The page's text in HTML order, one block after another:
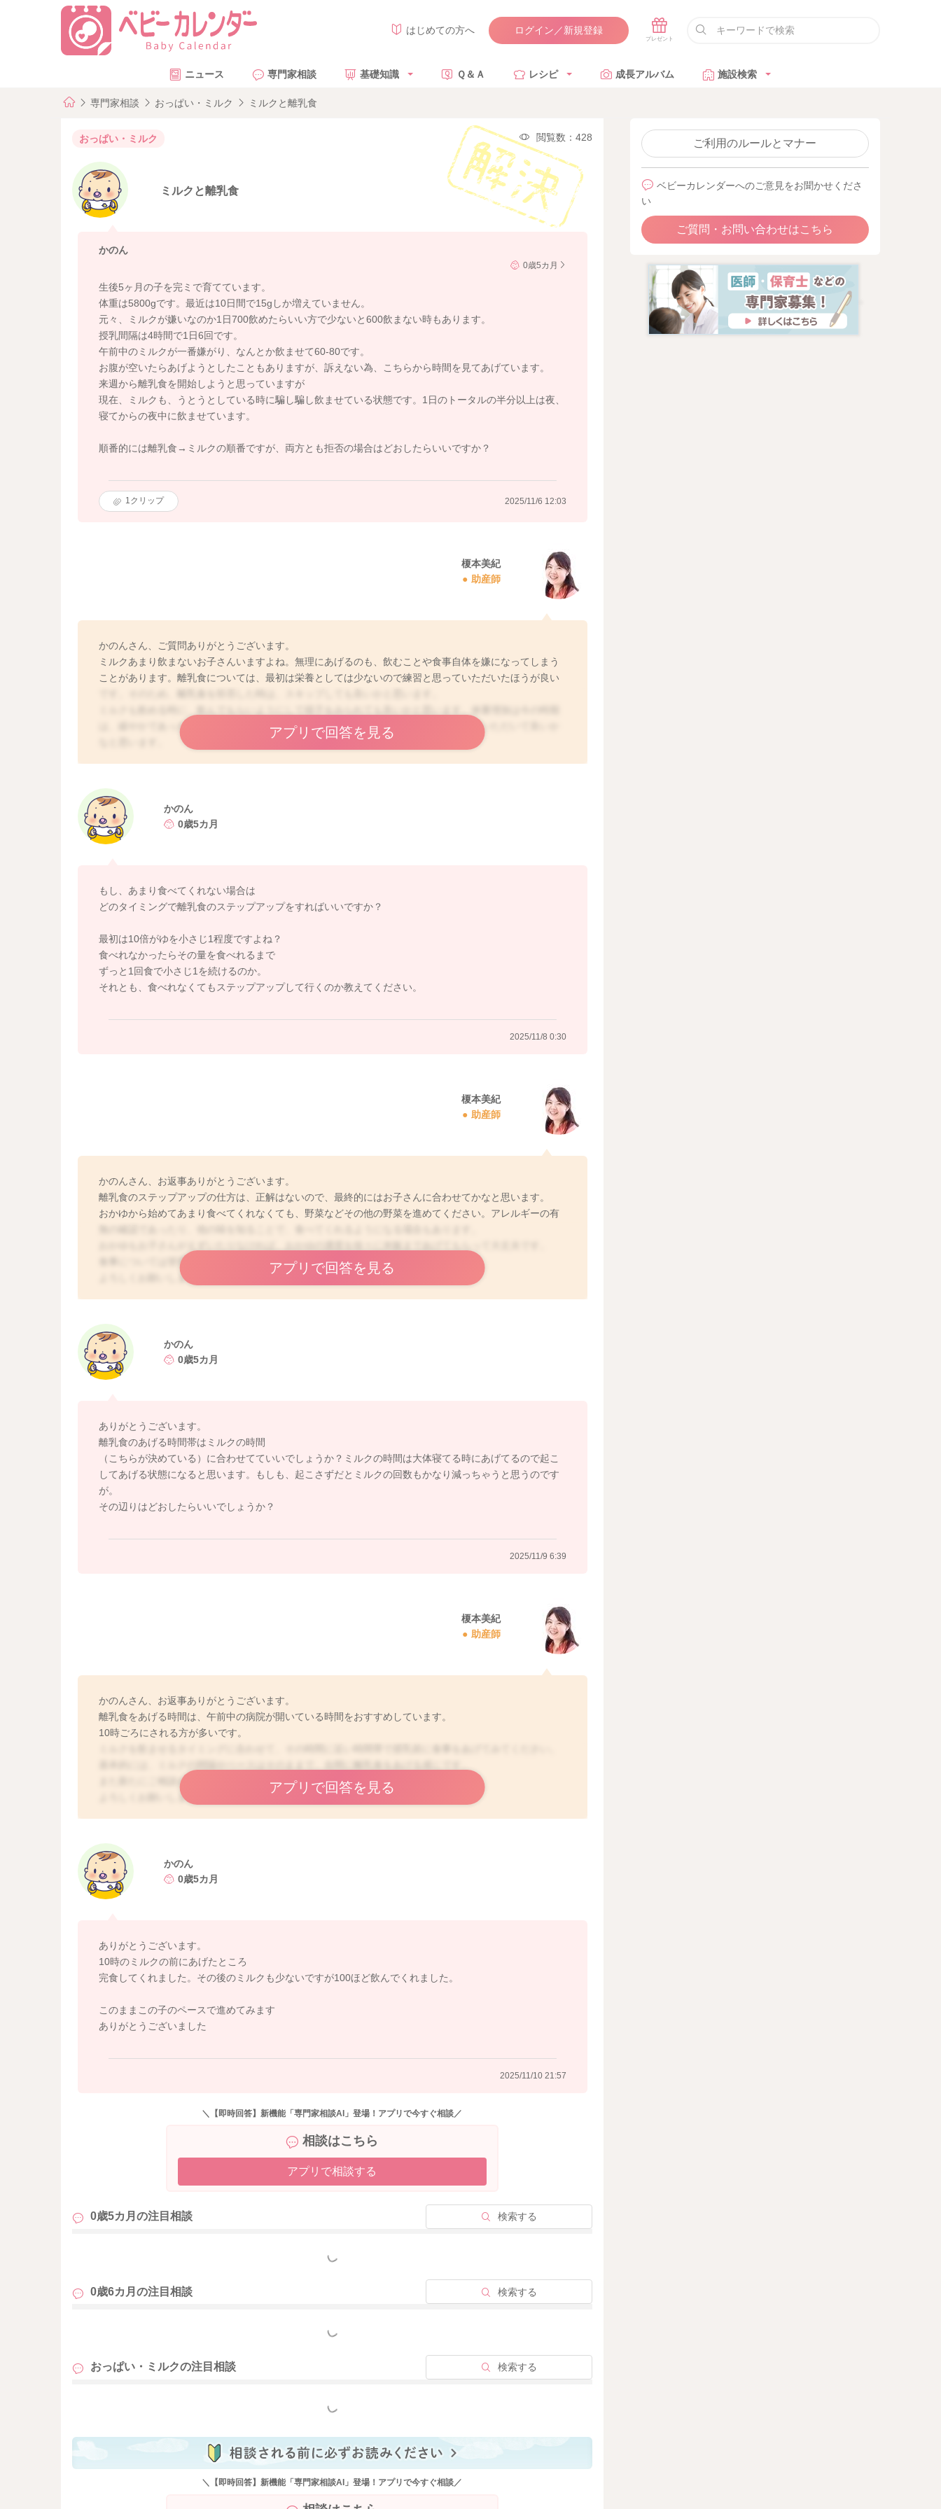
はじめての方へ ログイン／新規登録
ニュース 専門家相談 基礎知識 Ｑ＆Ａ レシピ 成長アルバム 施設検索
専門家相談 おっぱい・ミルク ミルクと離乳食
おっぱい・ミルク 閲覧数：428
ミルクと離乳食
かのん
0歳5カ月
生後5ヶ月の子を完ミで育てています。
体重は5800gです。最近は10日間で15gしか増えていません。
元々、ミルクが嫌いなのか1日700飲めたらいい方で少ないと600飲まない時もあります。
授乳間隔は4時間で1日6回です。
午前中のミルクが一番嫌がり、なんとか飲ませて60-80です。
お腹が空いたらあげようとしたこともありますが、訴えない為、こちらから時間を見てあげています。
来週から離乳食を開始しようと思っていますが
現在、ミルクも、うとうとしている時に騙し騙し飲ませている状態です。1日のトータルの半分以上は夜、
寝てからの夜中に飲ませています。
順番的には離乳食→ミルクの順番ですが、両方とも拒否の場合はどおしたらいいですか？
1クリップ 2025/11/6 12:03
榎本美紀
助産師
かのんさん、ご質問ありがとうございます。
ミルクあまり飲まないお子さんいますよね。無理にあげるのも、飲むことや食事自体を嫌になってしまう
ことがあります。離乳食については、最初は栄養としては少ないので練習と思っていただいたほうが良い
は、緩やかであったり横ばいになる時期なので、減っているわけでなければ様子を見ていただいて良いか
アプリで回答を見る
かのん
0歳5カ月
もし、あまり食べてくれない場合は
どのタイミングで離乳食のステップアップをすればいいですか？
最初は10倍がゆを小さじ1程度ですよね？
食べれなかったらその量を食べれるまで
ずっと1回食で小さじ1を続けるのか。
それとも、食べれなくてもステップアップして行くのか教えてください。
2025/11/8 0:30
榎本美紀
助産師
かのんさん、お返事ありがとうございます。
離乳食のステップアップの仕方は、正解はないので、最終的にはお子さんに合わせてかなと思います。
おかゆから始めてあまり食べてくれなくても、野菜などその他の野菜を進めてください。アレルギーの有
食事については管理栄養士にも相談してみてください。
よろしくお願いします。
アプリで回答を見る
かのん
0歳5カ月
ありがとうございます。
離乳食のあげる時間帯はミルクの時間
（こちらが決めている）に合わせてていいでしょうか？ミルクの時間は大体寝てる時にあげてるので起こ
してあげる状態になると思います。もしも、起こさずだとミルクの回数もかなり減っちゃうと思うのです
が。
その辺りはどおしたらいいでしょうか？
2025/11/9 6:39
榎本美紀
助産師
かのんさん、お返事ありがとうございます。
離乳食をあげる時間は、午前中の病院が開いている時間をおすすめしています。
10時ごろにされる方が多いです。
また新たにご相談があった場合には、改めてご投稿いただけると幸いです。
よろしくお願いします。
アプリで回答を見る
かのん
0歳5カ月
ありがとうございます。
10時のミルクの前にあげたところ
完食してくれました。その後のミルクも少ないですが100ほど飲んでくれました。
このままこの子のペースで進めてみます
ありがとうございました
2025/11/10 21:57
＼【即時回答】新機能「専門家相談AI」登場！アプリで今すぐ相談／
相談はこちら
アプリで相談する
0歳5カ月の注目相談 検索する
もっと見る
0歳6カ月の注目相談 検索する
もっと見る
おっぱい・ミルクの注目相談 検索する
もっと見る
＼【即時回答】新機能「専門家相談AI」登場！アプリで今すぐ相談／
ご利用のルールとマナー
ベビーカレンダーへのご意見をお聞かせくださ
い
ご質問・お問い合わせはこちら